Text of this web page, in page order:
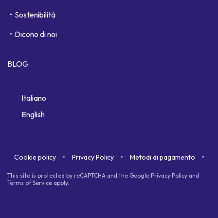
Sostenibilità
Dicono di noi
BLOG
Italiano
English
Cookie policy Privacy Policy Metodi di pagamento
This site is protected by reCAPTCHA and the Google Privacy Policy and
Terms of Service apply.